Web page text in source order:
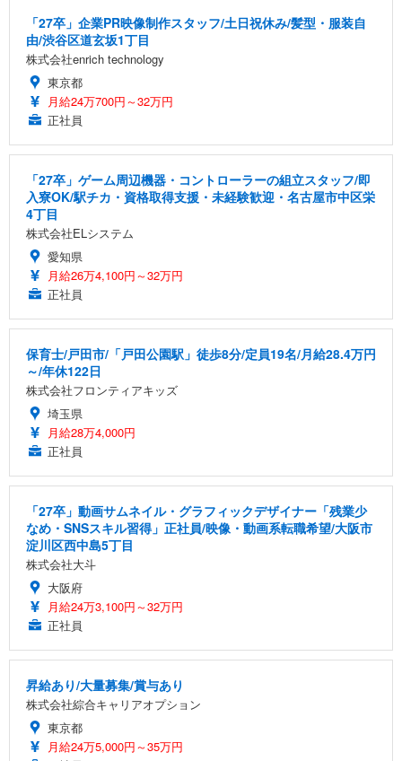
「27卒」企業PR映像制作スタッフ/土日祝休み/髪型・服装自
由/渋谷区道玄坂1丁目
株式会社enrich technology
東京都
月給24万700円～32万円
正社員
「27卒」ゲーム周辺機器・コントローラーの組立スタッフ/即
入寮OK/駅チカ・資格取得支援・未経験歓迎・名古屋市中区栄
4丁目
株式会社ELシステム
愛知県
月給26万4,100円～32万円
正社員
保育士/戸田市/「戸田公園駅」徒歩8分/定員19名/月給28.4万円
～/年休122日
株式会社フロンティアキッズ
埼玉県
月給28万4,000円
正社員
「27卒」動画サムネイル・グラフィックデザイナー「残業少
なめ・SNSスキル習得」正社員/映像・動画系転職希望/大阪市
淀川区西中島5丁目
株式会社大斗
大阪府
月給24万3,100円～32万円
正社員
昇給あり/大量募集/賞与あり
株式会社綜合キャリアオプション
東京都
月給24万5,000円～35万円